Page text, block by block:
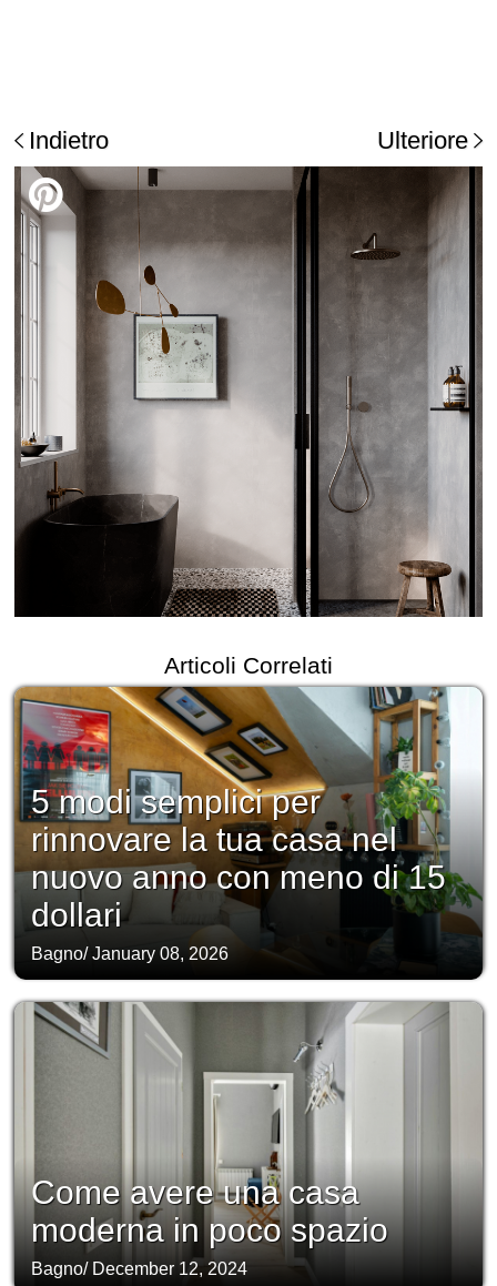
Indietro Ulteriore
Articoli Correlati
5 modi semplici per
rinnovare la tua casa nel
nuovo anno con meno di 15
dollari
Bagno/January 08, 2026
Come avere una casa
moderna in poco spazio
Bagno/ December 12, 2024